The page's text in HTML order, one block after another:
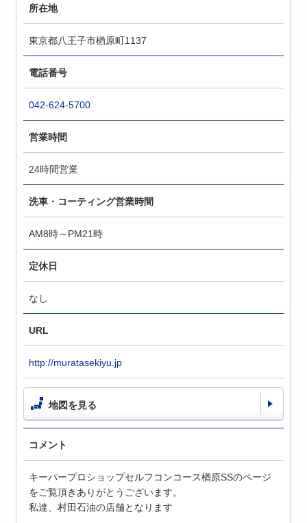
所在地
東京都八王子市楢原町1137
電話番号
042-624-5700
営業時間
24時間営業
洗車・コーティング営業時間
AM8時～PM21時
定休日
なし
URL
http://muratasekiyu.jp
地図を見る
コメント
キーパープロショップセルフコンコース楢原SSのページ
をご覧頂きありがとうございます。
私達、村田石油の店舗となります